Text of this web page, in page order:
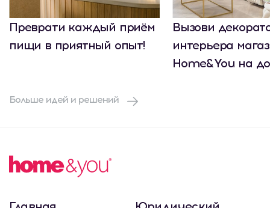
Преврати каждый приём
пищи в приятный опыт!
Вызови
интерьера
Home&You на
Больше идей и решений